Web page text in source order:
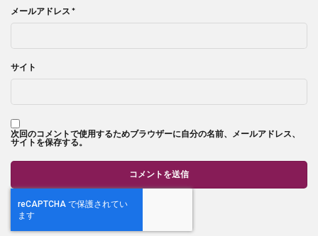
メールアドレス *
サイト
次回のコメントで使用するためブラウザーに自分の名前、メールアドレス、
サイトを保存する。